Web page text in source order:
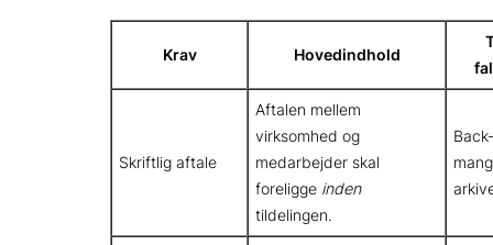
Krav Hovedindhold
Skriftlig aftale
Aftalen mellem
virksomhed og
medarbejder skal
foreligge inden
tildelingen.